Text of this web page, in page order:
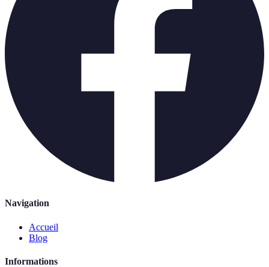
Navigation
Accueil
Blog
Informations